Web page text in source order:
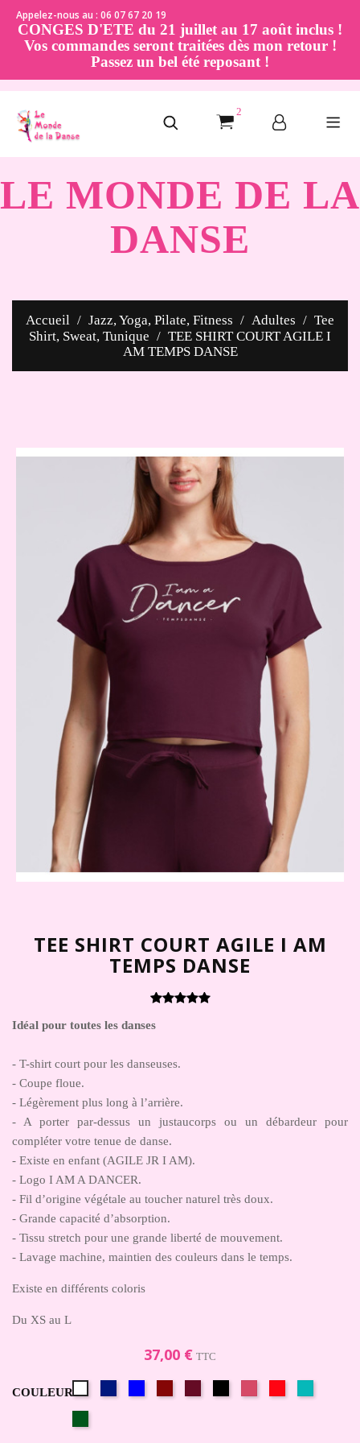
Appelez-nous au : 06 07 67 20 19
CONGES D'ETE du 21 juillet au 17 août inclus !
Vos commandes seront traitées dès mon retour !
Passez un bel été reposant !
2
LE MONDE DE LA
DANSE
Accueil Jazz, Yoga, Pilate, Fitness Adultes
Tee
Shirt, Sweat, Tunique
TEE SHIRT COURT AGILE I
AM TEMPS DANSE
TEE SHIRT COURT AGILE I AM
TEMPS DANSE
Idéal pour toutes les danses
- T-shirt court pour les danseuses.
- Coupe floue.
- Légèrement plus long à l’arrière.
- A porter par-dessus un justaucorps ou un débardeur pour
compléter votre tenue de danse.
- Existe en enfant (AGILE JR I AM).
- Logo I AM A DANCER.
- Fil d’origine végétale au toucher naturel très doux.
- Grande capacité d’absorption.
- Tissu stretch pour une grande liberté de mouvement.
- Lavage machine, maintien des couleurs dans le temps.
Existe en différents coloris
Du XS au L
37,00 € TTC
COULEUR
marine/Indigo
roi
bouteille